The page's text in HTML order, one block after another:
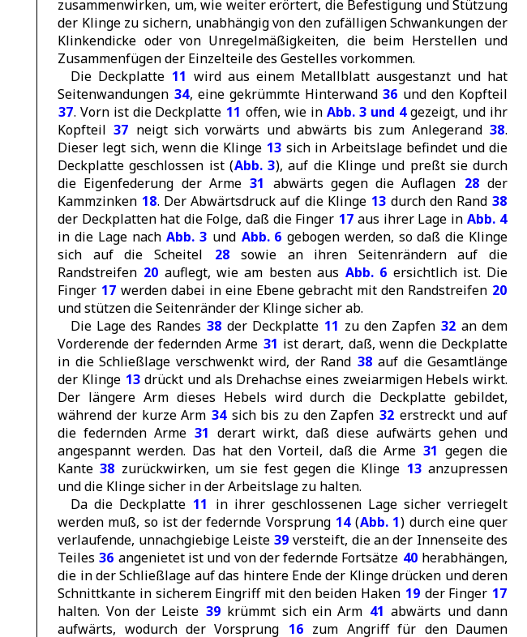
zusammenwirken, um, wie weiter erörtert, die Befestigung und Stützung
der Klinge zu sichern, unabhängig von den zufälligen Schwankungen der
Klinkendicke oder von Unregelmäßigkeiten, die beim Herstellen und
Zusammenfügen der Einzelteile des Gestelles vorkommen.
Die Deckplatte 11 wird aus einem Metallblatt ausgestanzt und hat
Seitenwandungen 34, eine gekrümmte Hinterwand 36 und den Kopfteil
37. Vorn ist die Deckplatte 11 offen, wie in Abb. 3 und 4gezeigt, und ihr
Kopfteil 37 neigt sich vorwärts und abwärts bis zum Anlegerand 38.
Dieser legt sich, wenn die Klinge 13 sich in Arbeitslage befindet und die
Deckplatte geschlossen ist (Abb. 3), auf die Klinge und preßt sie durch
die Eigenfederung der Arme 31 abwärts gegen die Auflagen 28 der
Kammzinken 18. Der Abwärtsdruck auf die Klinge 13 durch den Rand 38
der Deckplatten hat die Folge, daß die Finger 17 aus ihrer Lage in Abb. 4
in die Lage nach Abb. 3 und Abb. 6 gebogen werden, so daß die Klinge
sich auf die Scheitel
28 sowie an ihren Seitenrändern auf die
Randstreifen 20 auflegt, wie am besten aus Abb. 6 ersichtlich ist. Die
Finger 17 werden dabei in eine Ebene gebracht mit den Randstreifen 20
und stützen die Seitenränder der Klinge sicher ab.
Die Lage des Randes 38 der Deckplatte 11 zu den Zapfen 32 an dem
Vorderende der federnden Arme 31 ist derart, daß, wenn die Deckplatte
in die Schließlage verschwenkt wird, der Rand 38 auf die Gesamtlänge
der Klinge 13 drückt und als Drehachse eines zweiarmigen Hebels wirkt.
Der längere Arm dieses Hebels wird durch die Deckplatte gebildet,
während der kurze Arm 34sich bis zu den Zapfen 32 erstreckt und auf
die federnden Arme 31 derart wirkt, daß diese aufwärts gehen und
angespannt werden. Das hat den Vorteil, daß die Arme 31 gegen die
Kante 38 zurückwirken, um sie fest gegen die Klinge 13 anzupressen
und die Klinge sicher in der Arbeitslage zu halten.
Da die Deckplatte 11 in ihrer geschlossenen Lage sicher verriegelt
werden muß, so ist der federnde Vorsprung 14(Abb. 1) durch eine quer
verlaufende, unnachgiebige Leiste 39 versteift, die an der Innenseite des
Teiles 36 angenietet ist und von der federnde Fortsätze 40 herabhängen,
die in der Schließlage auf das hintere Ende der Klinge drücken und deren
Schnittkante in sicherem Eingriff mit den beiden Haken 19 der Finger 17
halten. Von der Leiste 39 krümmt sich ein Arm 41 abwärts und dann
aufwärts, wodurch der Vorsprung 16 zum Angriff für den Daumen